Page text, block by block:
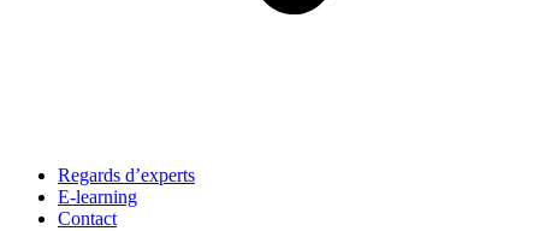
Regards d’experts
E-learning
Contact